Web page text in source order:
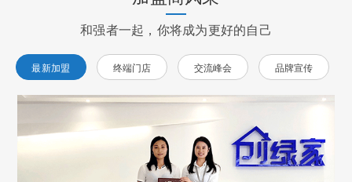
和强者一起，你将成为更好的自己
最新加盟 终端门店 交流峰会 品牌宣传